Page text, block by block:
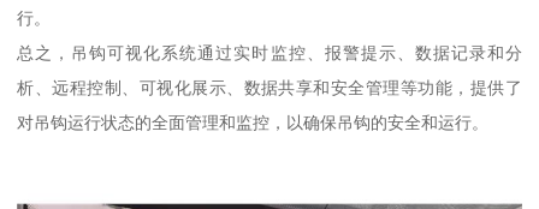
行。
总之，吊钩可视化系统通过实时监控、报警提示、数据记录和分
析、远程控制、可视化展示、数据共享和安全管理等功能，提供了
对吊钩运行状态的全面管理和监控，以确保吊钩的安全和运行。